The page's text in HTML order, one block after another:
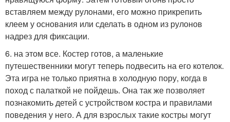
вставляем между рулонами, его можно прикрепить
клеем у основания или сделать в одном из рулонов
надрез для фиксации.
6. на этом все. Костер готов, а маленькие
путешественники могут теперь подвесить на его котелок.
Эта игра не только приятна в холодную пору, когда в
поход с палаткой не пойдешь. Она так же позволяет
познакомить детей с устройством костра и правилами
поведения у него. А для взрослых такие костры могут